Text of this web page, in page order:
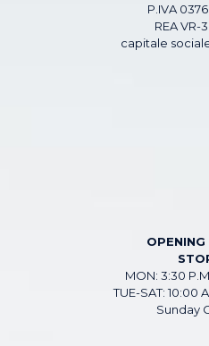
P.IVA
REA VR-
capitale
OPENING
MON: 3:30
TUE-SAT: 10:00
Sunday